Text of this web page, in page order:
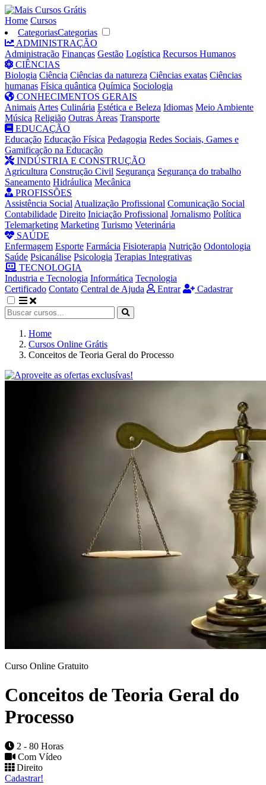
Home Cursos
CategoriasCategorias
ADMINISTRAÇÃO
Administração Finanças Gestão Logística Recursos Humanos
CIÊNCIAS
Biologia Ciência Ciências da natureza Ciências exatas Ciências
humanas Física quântica Química Sociologia
CONHECIMENTOS GERAIS
Animais Artes Culinária Estética e Beleza Idiomas Meio Ambiente
Música Religião Outras Áreas Transporte
EDUCAÇÃO
Educação Educação Física Pedagogia Redes Sociais, Games e
Gamificação na Educação
INDÚSTRIA E CONSTRUÇÃO
Agricultura Construção Civil Segurança Segurança do trabalho
Saneamento Hidráulica Mecânica
PROFISSÕES
Assistência Social Atualização Profissional Comunicação Social
Contabilidade Direito Iniciação Profissional Jornalismo Política
Telemarketing Marketing Turismo Veterinária
SAÚDE
Enfermagem Esporte Farmácia Fisioterapia Nutrição Odontologia
Saúde Psicanálise Psicologia Terapias Integrativas
TECNOLOGIA
Industria e Tecnologia Informática Tecnologia
Certificado Contato Central de Ajuda Entrar Cadastrar
Home
Cursos Online Grátis
Conceitos de Teoria Geral do Processo
Curso Online Gratuito
Conceitos de Teoria Geral do
Processo
2 - 80 Horas
Com Vídeo
Direito
Cadastrar!